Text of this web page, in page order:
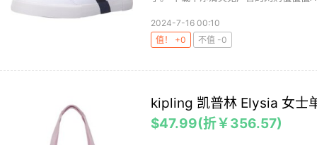
2024-7-16 00:10
值！ +0
不值 -0
kipling 凯普林 Elysia 女士
$47.99(折￥356.57)